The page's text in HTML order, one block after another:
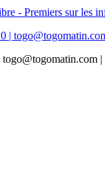
- Premiers sur les